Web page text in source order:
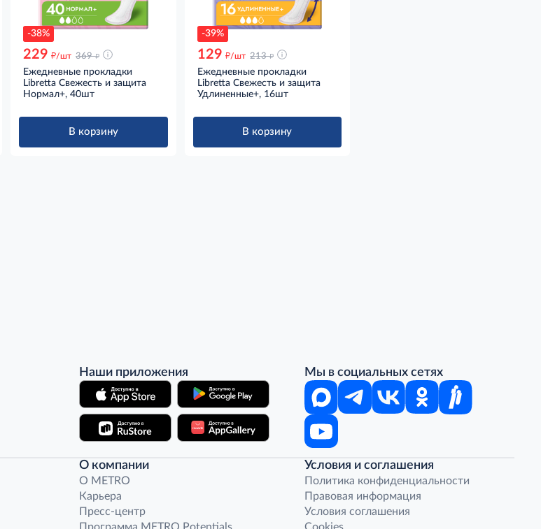
-38%
229 д/шт 369 д
Ежедневные прокладки
Libretta Свежесть и защита
Нормал+, 40шт
В корзину
-39%
129 д/шт 213 д
Ежедневные прокладки
Libretta Свежесть и защита
Удлиненные+, 16шт
В корзину
Наши приложения Мы в социальных сетях
О компании
O METRO
Карьера
Пресс-центр
Условия и соглашения
Политика конфиденциальности
Правовая информация
Условия соглашения